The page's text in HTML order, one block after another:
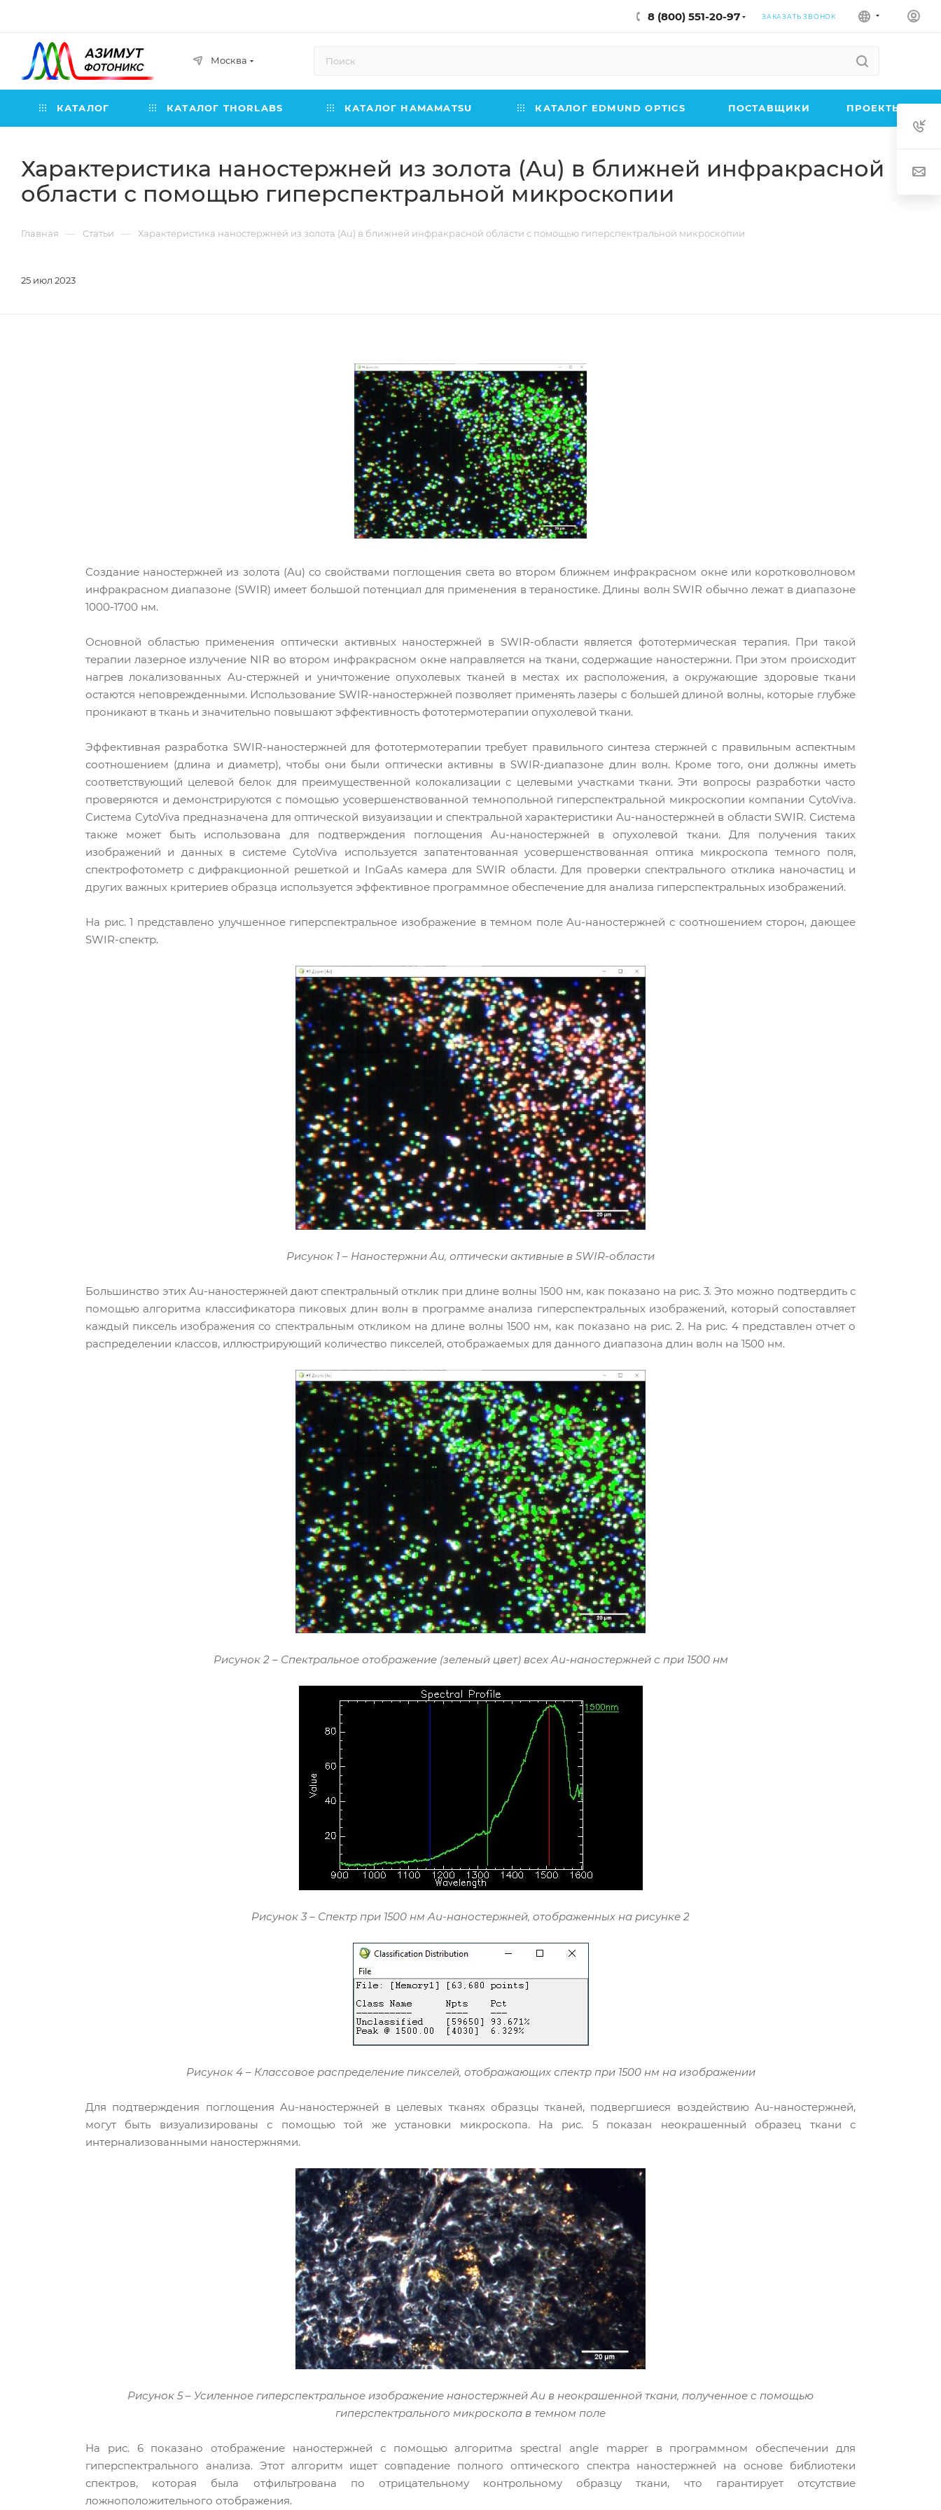
8 (800) 551-20-97 ЗАКАЗАТЬ ЗВОНОК
Москва
КАТАЛОГ КАТАЛОГ THORLABS КАТАЛОГ HAMAMATSU КАТАЛОГ EDMUND OPTICS ПОСТАВЩИКИ ПРОЕКТЫ
Характеристика наностержней из золота (Au) в ближней инфракрасной
области с помощью гиперспектральной микроскопии
Главная — Статьи — Характеристика наностержней из золота (Au) в ближней инфракрасной области с помощью гиперспектральной микроскопии
25 июл 2023
Создание наностержней из золота (Au) со свойствами поглощения света во втором ближнем инфракрасном окне или коротковолновом
инфракрасном диапазоне (SWIR) имеет большой потенциал для применения в тераностике. Длины волн SWIR обычно лежат в диапазоне
1000-1700 нм.
Основной областью применения оптически активных наностержней в SWIR-области является фототермическая терапия. При такой
терапии лазерное излучение NIR во втором инфракрасном окне направляется на ткани, содержащие наностержни. При этом происходит
нагрев локализованных Au-стержней и уничтожение опухолевых тканей в местах их расположения, а окружающие здоровые ткани
остаются неповрежденными. Использование SWIR-наностержней позволяет применять лазеры с большей длиной волны, которые глубже
проникают в ткань и значительно повышают эффективность фототермотерапии опухолевой ткани.
Эффективная разработка SWIR-наностержней для фототермотерапии требует правильного синтеза стержней с правильным аспектным
соотношением (длина и диаметр), чтобы они были оптически активны в SWIR-диапазоне длин волн. Кроме того, они должны иметь
соответствующий целевой белок для преимущественной колокализации с целевыми участками ткани. Эти вопросы разработки часто
проверяются и демонстрируются с помощью усовершенствованной темнопольной гиперспектральной микроскопии компании CytoViva.
Система CytoViva предназначена для оптической визуаизации и спектральной характеристики Au-наностержней в области SWIR. Система
также может быть использована для подтверждения поглощения Au-наностержней в опухолевой ткани. Для получения таких
изображений и данных в системе CytoViva используется запатентованная усовершенствованная оптика микроскопа темного поля,
спектрофотометр с дифракционной решеткой и InGaAs камера для SWIR области. Для проверки спектрального отклика наночастиц и
других важных критериев образца используется эффективное программное обеспечение для анализа гиперспектральных изображений.
На рис. 1 представлено улучшенное гиперспектральное изображение в темном поле Au-наностержней с соотношением сторон, дающее
SWIR-спектр.
Рисунок 1 – Наностержни Au, оптически активные в SWIR-области
Большинство этих Au-наностержней дают спектральный отклик при длине волны 1500 нм, как показано на рис. 3. Это можно подтвердить с
помощью алгоритма классификатора пиковых длин волн в программе анализа гиперспектральных изображений, который сопоставляет
каждый пиксель изображения со спектральным откликом на длине волны 1500 нм, как показано на рис. 2. На рис. 4 представлен отчет о
распределении классов, иллюстрирующий количество пикселей, отображаемых для данного диапазона длин волн на 1500 нм.
Рисунок 2 – Спектральное отображение (зеленый цвет) всех Au-наностержней с при 1500 нм
Рисунок 3 – Спектр при 1500 нм Au-наностержней, отображенных на рисунке 2
Рисунок 4 – Классовое распределение пикселей, отображающих спектр при 1500 нм на изображении
Для подтверждения поглощения Au-наностержней в целевых тканях образцы тканей, подвергшиеся воздействию Au-наностержней,
могут быть визуализированы с помощью той же установки микроскопа. На рис. 5 показан неокрашенный образец ткани с
интернализованными наностержнями.
Рисунок 5 – Усиленное гиперспектральное изображение наностержней Au в неокрашенной ткани, полученное с помощью
гиперспектрального микроскопа в темном поле
На рис. 6 показано отображение наностержней с помощью алгоритма spectral angle mapper в программном обеспечении для
гиперспектрального анализа. Этот алгоритм ищет совпадение полного оптического спектра наностержней на основе библиотеки
спектров, которая была отфильтрована по отрицательному контрольному образцу ткани, что гарантирует отсутствие
ложноположительного отображения.